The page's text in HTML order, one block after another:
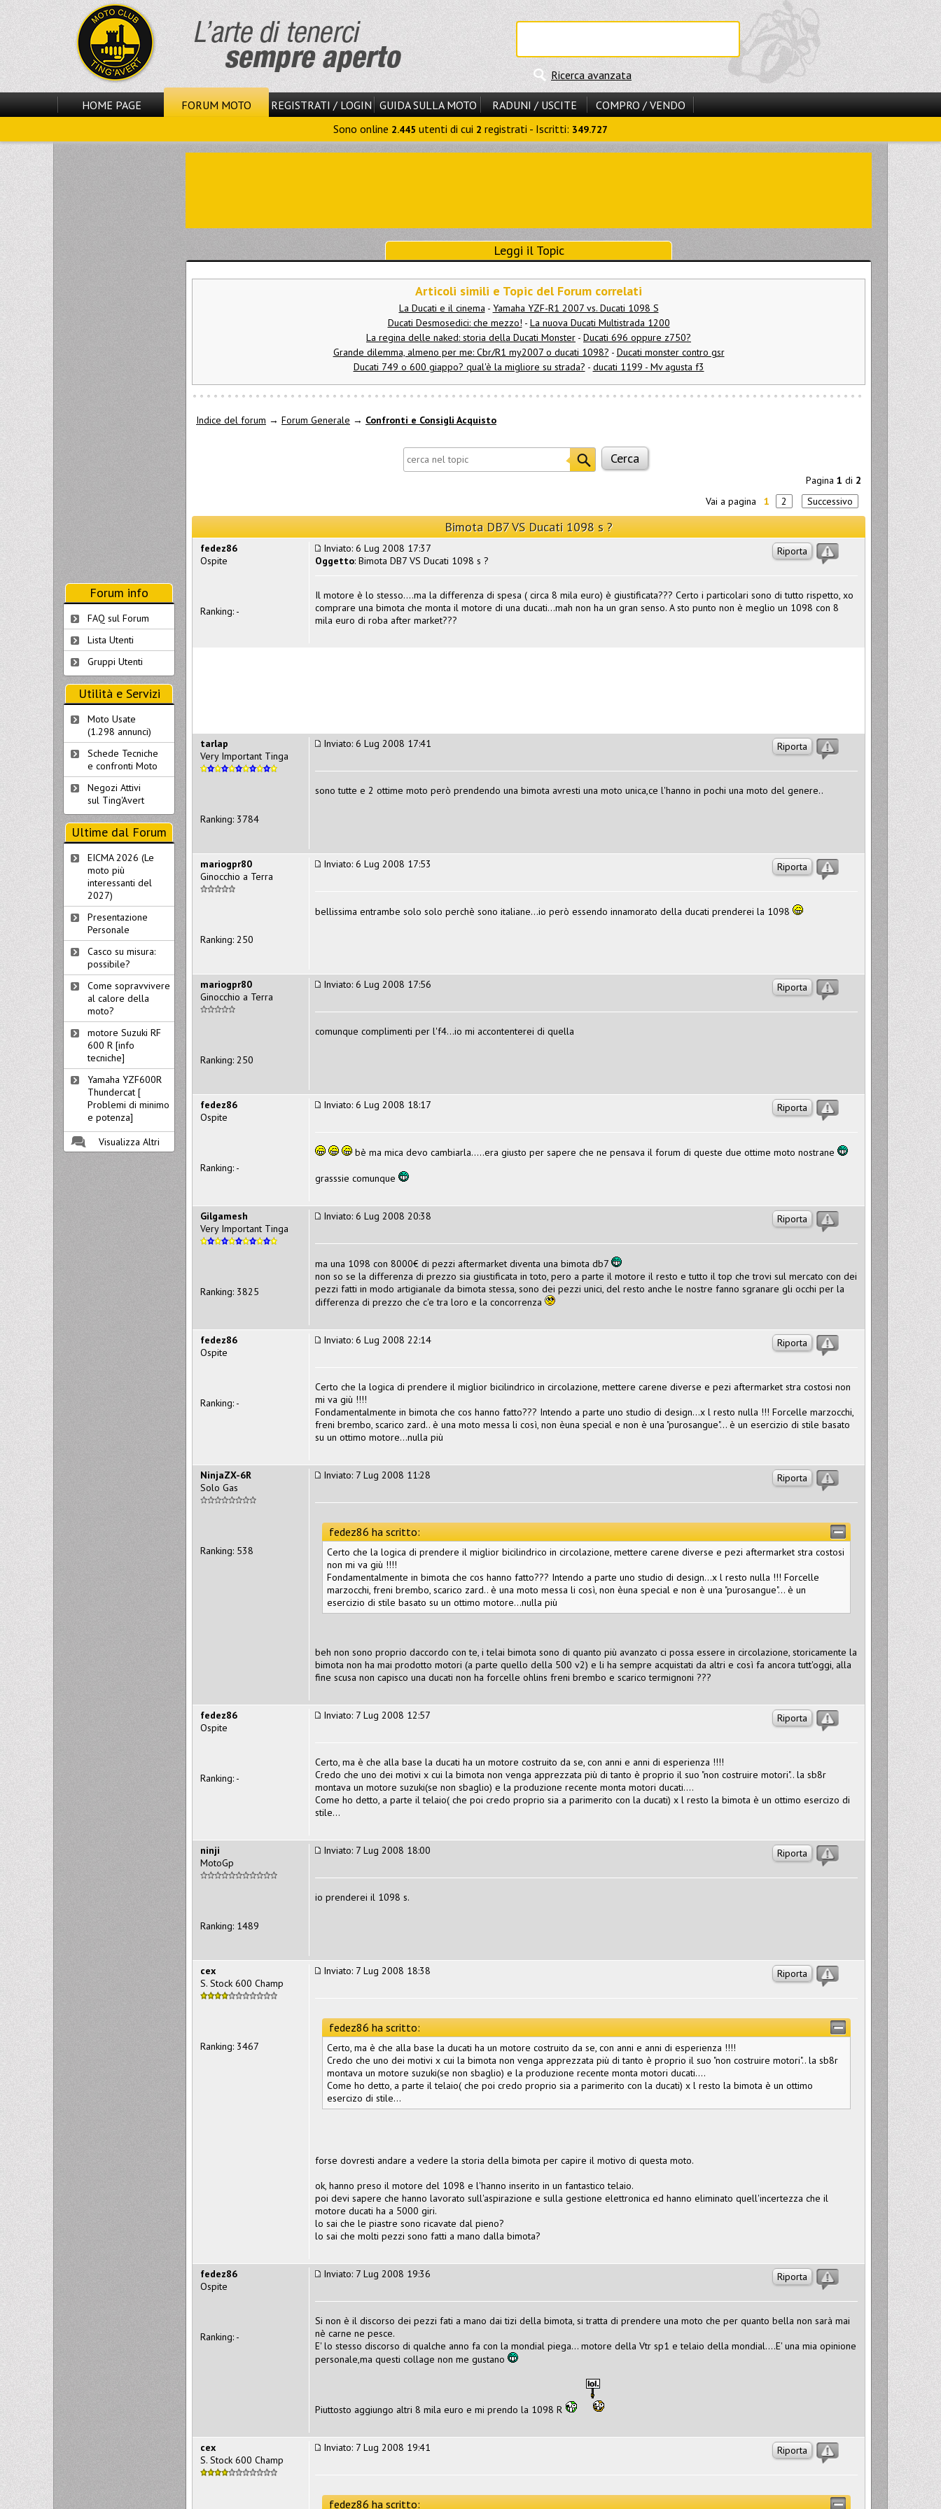
Ricerca avanzata
HOME PAGE FORUM MOTO REGISTRATI / LOGIN GUIDA SULLA MOTO RADUNI / USCITE
COMPRO / VENDO
Sono online 2.445 utenti di cui 2 registrati - Iscritti: 349.727
Leggi il Topic
Articoli simili e Topic del Forum correlati
La Ducati e il cinema - Yamaha YZF-R1 2007 vs. Ducati 1098 S
Ducati Desmosedici: che mezzo! - La nuova Ducati Multistrada 1200
La regina delle naked: storia della Ducati Monster - Ducati 696 oppure z750?
Grande dilemma, almeno per me: Cbr/R1 my2007 o ducati 1098? - Ducati monster contro gsr
Ducati 749 o 600 giappo? qual'è la migliore su strada? - ducati 1199 - Mv agusta f3
Indice del forum → Forum Generale → Confronti e Consigli Acquisto
Pagina 1 di 2
Vai a pagina
1 2 Successivo
Bimota DB7 VS Ducati 1098 s ?
Riporta
Inviato: 6 Lug 2008 17:37
Oggetto: Bimota DB7 VS Ducati 1098 s ?
Il motore è lo stesso....ma la differenza di spesa ( circa 8 mila euro) è giustificata??? Certo i particolari sono di tutto rispetto, xo
comprare una bimota che monta il motore di una ducati...mah non ha un gran senso. A sto punto non è meglio un 1098 con 8
mila euro di roba after market???
fedez86
Ospite
Ranking: -
Riporta
Inviato: 6 Lug 2008 17:41
sono tutte e 2 ottime moto però prendendo una bimota avresti una moto unica,ce l'hanno in pochi una moto del genere..
tarlap
Very Important Tinga
Ranking: 3784
Riporta
Inviato: 6 Lug 2008 17:53
bellissima entrambe solo solo perchè sono italiane...io però essendo innamorato della ducati prenderei la 1098
mariogpr80
Ginocchio a Terra
Ranking: 250
Riporta
Inviato: 6 Lug 2008 17:56
comunque complimenti per l'f4...io mi accontenterei di quella
mariogpr80
Ginocchio a Terra
Ranking: 250
Riporta
Inviato: 6 Lug 2008 18:17
bè ma mica devo cambiarla.....era giusto per sapere che ne pensava il forum di queste due ottime moto nostrane
grasssie comunque
fedez86
Ospite
Ranking: -
Riporta
Inviato: 6 Lug 2008 20:38
ma una 1098 con 8000€ di pezzi aftermarket diventa una bimota db7
non so se la differenza di prezzo sia giustificata in toto, pero a parte il motore il resto e tutto il top che trovi sul mercato con dei
pezzi fatti in modo artigianale da bimota stessa, sono dei pezzi unici, del resto anche le nostre fanno sgranare gli occhi per la
differenza di prezzo che c'e tra loro e la concorrenza
Gilgamesh
Very Important Tinga
Ranking: 3825
Riporta
Inviato: 6 Lug 2008 22:14
Certo che la logica di prendere il miglior bicilindrico in circolazione, mettere carene diverse e pezi aftermarket stra costosi non
mi va giù !!!!
Fondamentalmente in bimota che cos hanno fatto??? Intendo a parte uno studio di design...x l resto nulla !!! Forcelle marzocchi,
freni brembo, scarico zard.. è una moto messa li così, non èuna special e non è una "purosangue"... è un esercizio di stile basato
su un ottimo motore...nulla più
fedez86
Ospite
Ranking: -
Riporta
Inviato: 7 Lug 2008 11:28
fedez86 ha scritto:
Certo che la logica di prendere il miglior bicilindrico in circolazione, mettere carene diverse e pezi aftermarket stra costosi
non mi va giù !!!!
Fondamentalmente in bimota che cos hanno fatto??? Intendo a parte uno studio di design...x l resto nulla !!! Forcelle
marzocchi, freni brembo, scarico zard.. è una moto messa li così, non èuna special e non è una "purosangue"... è un
esercizio di stile basato su un ottimo motore...nulla più
beh non sono proprio daccordo con te, i telai bimota sono di quanto più avanzato ci possa essere in circolazione, storicamente la
bimota non ha mai prodotto motori (a parte quello della 500 v2) e li ha sempre acquistati da altri e così fa ancora tutt'oggi, alla
fine scusa non capisco una ducati non ha forcelle ohlins freni brembo e scarico termignoni ???
NinjaZX-6R
Solo Gas
Ranking: 538
Riporta
Inviato: 7 Lug 2008 12:57
Certo, ma è che alla base la ducati ha un motore costruito da se, con anni e anni di esperienza !!!!
Credo che uno dei motivi x cui la bimota non venga apprezzata più di tanto è proprio il suo "non costruire motori".. la sb8r
montava un motore suzuki(se non sbaglio) e la produzione recente monta motori ducati....
Come ho detto, a parte il telaio( che poi credo proprio sia a parimerito con la ducati) x l resto la bimota è un ottimo esercizo di
stile...
fedez86
Ospite
Ranking: -
Riporta
Inviato: 7 Lug 2008 18:00
io prenderei il 1098 s.
ninji
MotoGp
Ranking: 1489
Riporta
Inviato: 7 Lug 2008 18:38
fedez86 ha scritto:
Certo, ma è che alla base la ducati ha un motore costruito da se, con anni e anni di esperienza !!!!
Credo che uno dei motivi x cui la bimota non venga apprezzata più di tanto è proprio il suo "non costruire motori".. la sb8r
montava un motore suzuki(se non sbaglio) e la produzione recente monta motori ducati....
Come ho detto, a parte il telaio( che poi credo proprio sia a parimerito con la ducati) x l resto la bimota è un ottimo
esercizo di stile...
forse dovresti andare a vedere la storia della bimota per capire il motivo di questa moto.
ok, hanno preso il motore del 1098 e l'hanno inserito in un fantastico telaio.
poi devi sapere che hanno lavorato sull'aspirazione e sulla gestione elettronica ed hanno eliminato quell'incertezza che il
motore ducati ha a 5000 giri.
lo sai che le piastre sono ricavate dal pieno?
lo sai che molti pezzi sono fatti a mano dalla bimota?
cex
S. Stock 600 Champ
Ranking: 3467
Riporta
Inviato: 7 Lug 2008 19:36
Si non è il discorso dei pezzi fati a mano dai tizi della bimota, si tratta di prendere una moto che per quanto bella non sarà mai
nè carne ne pesce.
E' lo stesso discorso di qualche anno fa con la mondial piega... motore della Vtr sp1 e telaio della mondial....E' una mia opinione
personale,ma questi collage non me gustano
Piuttosto aggiungo altri 8 mila euro e mi prendo la 1098 R
fedez86
Ospite
Ranking: -
Riporta
Inviato: 7 Lug 2008 19:41
fedez86 ha scritto:
cex
S. Stock 600 Champ
Forum info
FAQ sul Forum
Lista Utenti
Gruppi Utenti
Utilità e Servizi
Moto Usate
(1.298 annunci)
Schede Tecniche
e confronti Moto
Negozi Attivi
sul Ting'Avert
Ultime dal Forum
EICMA 2026 (Le
moto più
interessanti del
2027)
Presentazione
Personale
Casco su misura:
possibile?
Come sopravvivere
al calore della
moto?
motore Suzuki RF
600 R [info
tecniche]
Yamaha YZF600R
Thundercat [
Problemi di minimo
e potenza]
Visualizza Altri